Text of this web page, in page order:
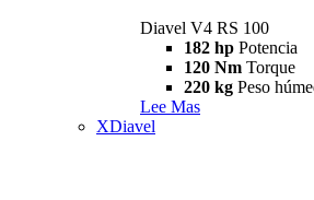
Diavel V4 RS 100
182 hp Potencia
120 Nm Torque
220 kg Peso
Lee Mas
XDiavel